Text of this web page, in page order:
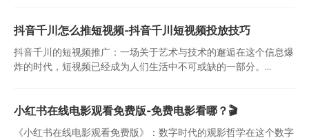
抖音千川怎么推短视频-抖音千川短视频投放技巧
抖音千川的短视频推广：一场关于艺术与技术的邂逅在这个信息爆
炸的时代，短视频已经成为人们生活中不可或缺的一部分。...
小红书在线电影观看免费版-免费电影看哪？🎬
《小红书在线电影观看免费版》：数字时代的观影哲学在这个数字